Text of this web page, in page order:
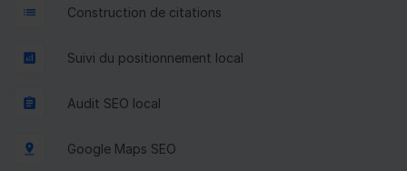
Construction de citations
Suivi du positionnement local
Audit SEO local
Google Maps SEO